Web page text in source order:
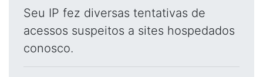
Seu IP fez diversas tentativas de
acessos suspeitos a sites hospedados
conosco.